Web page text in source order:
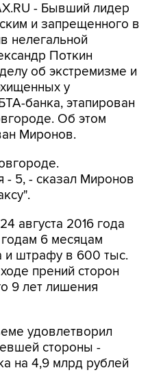
- Бывший лидер
и запрещенного в
нелегальной
Поткин
об экстремизме и
у
банка, этапирован
Об этом
Миронов.
- 5, - сказал Миронов
августа 2016 года
6 месяцам
и штрафу в 600 тыс.
прений сторон
9 лет лишения
удовлетворил
стороны -
на 4,9 млрд рублей